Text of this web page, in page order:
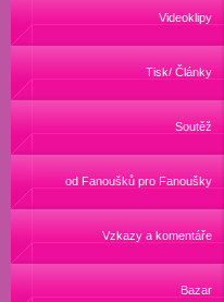
Videoklipy
Tisk/ Články
Soutěž
od Fanoušků pro Fanoušky
Vzkazy a komentáře
Bazar